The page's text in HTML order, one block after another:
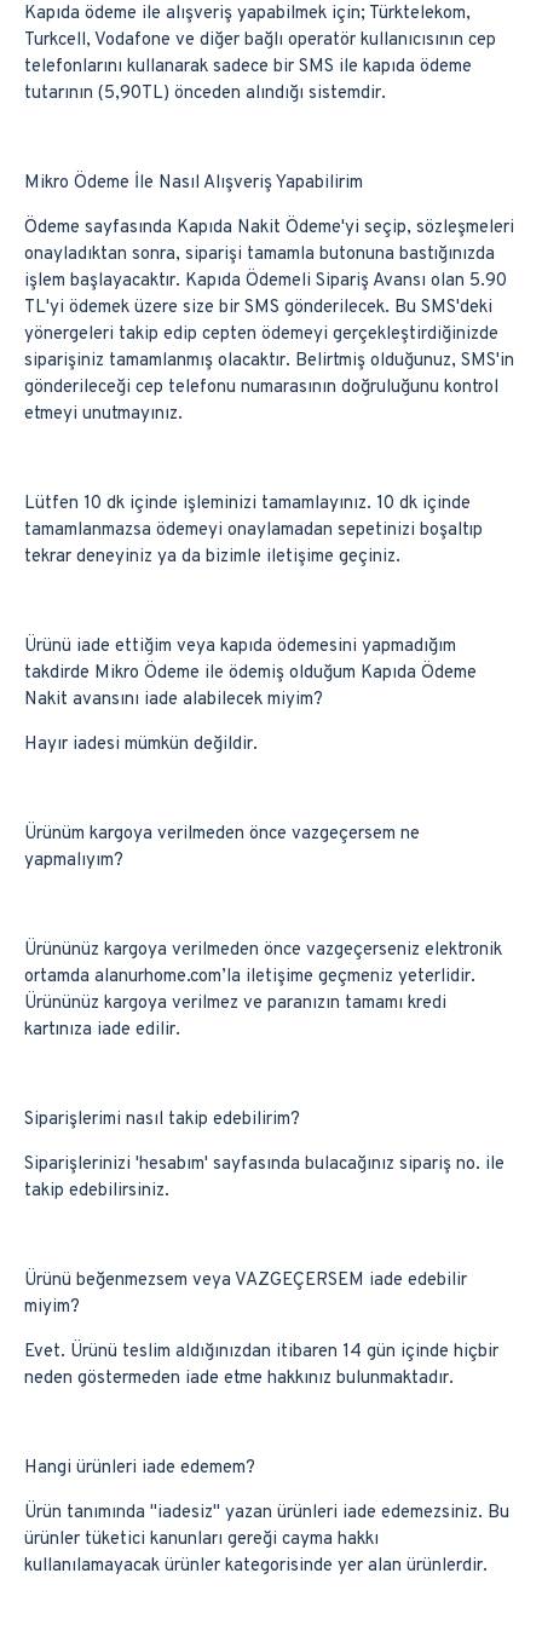
Kapıda ödeme ile alışveriş yapabilmek için; Türktelekom,
Turkcell, Vodafone ve diğer bağlı operatör kullanıcısının cep
telefonlarını kullanarak sadece bir SMS ile kapıda ödeme
tutarının (5,90TL) önceden alındığı sistemdir.
Mikro Ödeme İle Nasıl Alışveriş Yapabilirim
Ödeme sayfasında Kapıda Nakit Ödeme'yi seçip, sözleşmeleri
onayladıktan sonra, siparişi tamamla butonuna bastığınızda
işlem başlayacaktır. Kapıda Ödemeli Sipariş Avansı olan 5.90
TL'yi ödemek üzere size bir SMS gönderilecek. Bu SMS'deki
yönergeleri takip edip cepten ödemeyi gerçekleştirdiğinizde
siparişiniz tamamlanmış olacaktır. Belirtmiş olduğunuz, SMS'in
gönderileceği cep telefonu numarasının doğruluğunu kontrol
etmeyi unutmayınız.
Lütfen 10 dk içinde işleminizi tamamlayınız. 10 dk içinde
tamamlanmazsa ödemeyi onaylamadan sepetinizi boşaltıp
tekrar deneyiniz ya da bizimle iletişime geçiniz.
Ürünü iade ettiğim veya kapıda ödemesini yapmadığım
takdirde Mikro Ödeme ile ödemiş olduğum Kapıda Ödeme
Nakit avansını iade alabilecek miyim?
Hayır iadesi mümkün değildir.
Ürünüm kargoya verilmeden önce vazgeçersem ne
yapmalıyım?
Ürününüz kargoya verilmeden önce vazgeçerseniz elektronik
ortamda alanurhome.com’la iletişime geçmeniz yeterlidir.
Ürününüz kargoya verilmez ve paranızın tamamı kredi
kartınıza iade edilir.
Siparişlerimi nasıl takip edebilirim?
Siparişlerinizi 'hesabım' sayfasında bulacağınız sipariş no. ile
takip edebilirsiniz.
Ürünü beğenmezsem veya VAZGEÇERSEM iade edebilir
miyim?
Evet. Ürünü teslim aldığınızdan itibaren 14 gün içinde hiçbir
neden göstermeden iade etme hakkınız bulunmaktadır.
Hangi ürünleri iade edemem?
Ürün tanımında ''iadesiz'' yazan ürünleri iade edemezsiniz. Bu
ürünler tüketici kanunları gereği cayma hakkı
kullanılamayacak ürünler kategorisinde yer alan ürünlerdir.